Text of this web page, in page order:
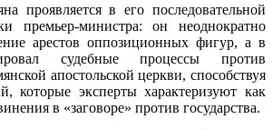
проявляется в его последовательной
премьер-министра: он неоднократно
арестов оппозиционных фигур, а в
судебные процессы против
апостольской церкви, способствуя
которые эксперты характеризуют как
в «заговоре» против государства.